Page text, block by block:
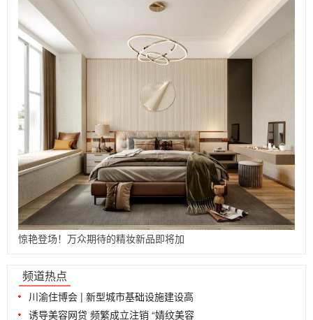
惊艳登场！万众期待的精妆新品即将加
频道热点
川渝住博会 | 新型城市基础设施建设高
诱导美容网贷 频繁成立注销 “婧纹美容